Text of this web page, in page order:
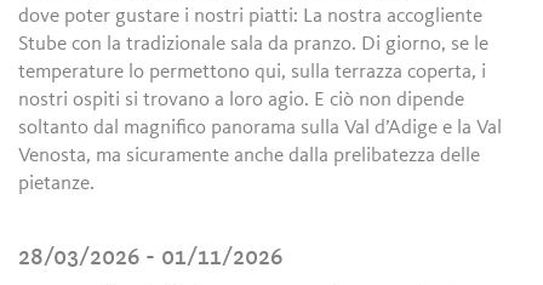
dove poter gustare i nostri piatti: La nostra accogliente
Stube con la tradizionale sala da pranzo. Di giorno, se le
temperature lo permettono qui, sulla terrazza coperta, i
nostri ospiti si trovano a loro agio. E ciò non dipende
soltanto dal magnifico panorama sulla Val d’Adige e la Val
Venosta, ma sicuramente anche dalla prelibatezza delle
pietanze.
28/03/2026 - 01/11/2026